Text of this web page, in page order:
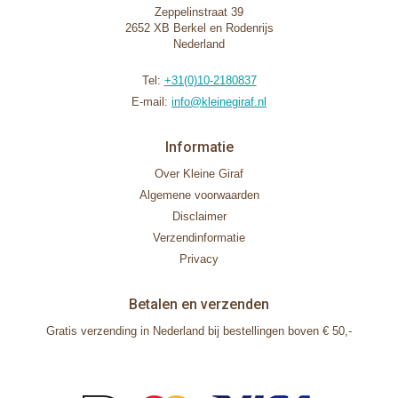
Zeppelinstraat 39
2652 XB Berkel en Rodenrijs
Nederland
Tel: +31(0)10-2180837
E-mail: info@kleinegiraf.nl
Informatie
Over Kleine Giraf
Algemene voorwaarden
Disclaimer
Verzendinformatie
Privacy
Betalen en verzenden
Gratis verzending in Nederland bij bestellingen boven € 50,-